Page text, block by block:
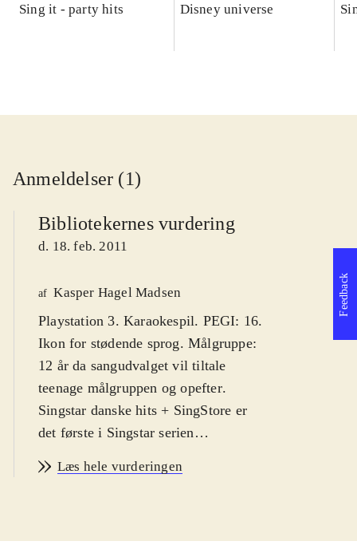
Sing it - party hits Disney universe
Anmeldelser (1)
Bibliotekernes vurdering
d. 18. feb. 2011
af Kasper Hagel Madsen
Playstation 3. Karaokespil. PEGI: 16.
Ikon for stødende sprog. Målgruppe:
12 år da sangudvalget vil tiltale
teenage målgruppen og opefter.
Singstar danske hits + SingStore er
det første i Singstar serien
med på primært ny-klassikere af
hits af fx Cut n' Move og Poul Krebs
Læs hele vurderingen
Feedback